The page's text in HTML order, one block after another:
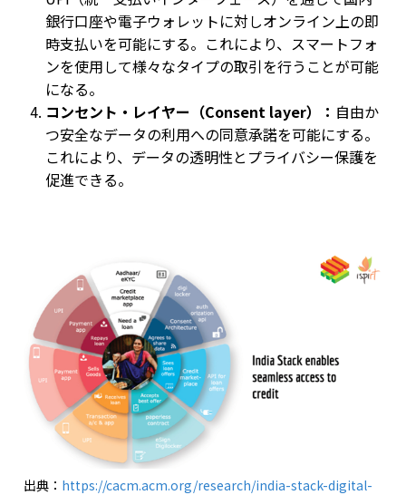
銀行口座や電子ウォレットに対しオンライン上の即
時支払いを可能にする。これにより、スマートフォ
ンを使用して様々なタイプの取引を行うことが可能
になる。
コンセント・レイヤー（Consent layer）： 自由か
つ安全なデータの利用への同意承諾を可能にする。
これにより、データの透明性とプライバシー保護を
促進できる。
出典： https://cacm.acm.org/research/india-stack-digital-